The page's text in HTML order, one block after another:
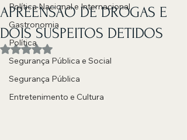
Política Nacional e Internacional
Gastronomia
Política
Segurança Pública e Social
Segurança Pública
Entretenimento e Cultura
APREENSÃO DE DROGAS E
DOIS SUSPEITOS DETIDOS
Avaliado com NaN de 5 estrelas.